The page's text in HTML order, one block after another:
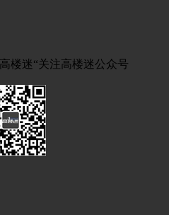
楼迷“关注高楼迷公众号